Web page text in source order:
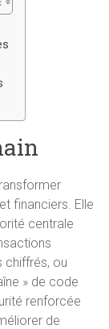
financiers. Elle
centrale
chiffrés, ou
» de code
renforcée
de